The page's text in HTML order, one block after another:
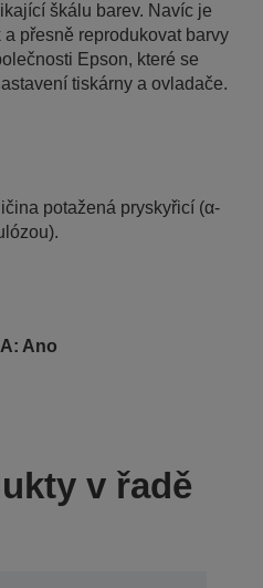
škálu barev. Navíc je
přesně reprodukovat barvy
Epson, které se
tiskárny a ovladače.
potažená pryskyřicí (α-
Ano
v řadě